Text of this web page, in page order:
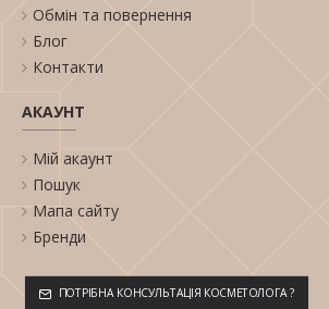
Обмін та повернення
Блог
Контакти
АКАУНТ
Мій акаунт
Пошук
Мапа сайту
Бренди
ПОТРІБНА КОНСУЛЬТАЦІЯ КОСМЕТОЛОГА ?